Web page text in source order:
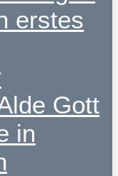
erstes
Gott
in